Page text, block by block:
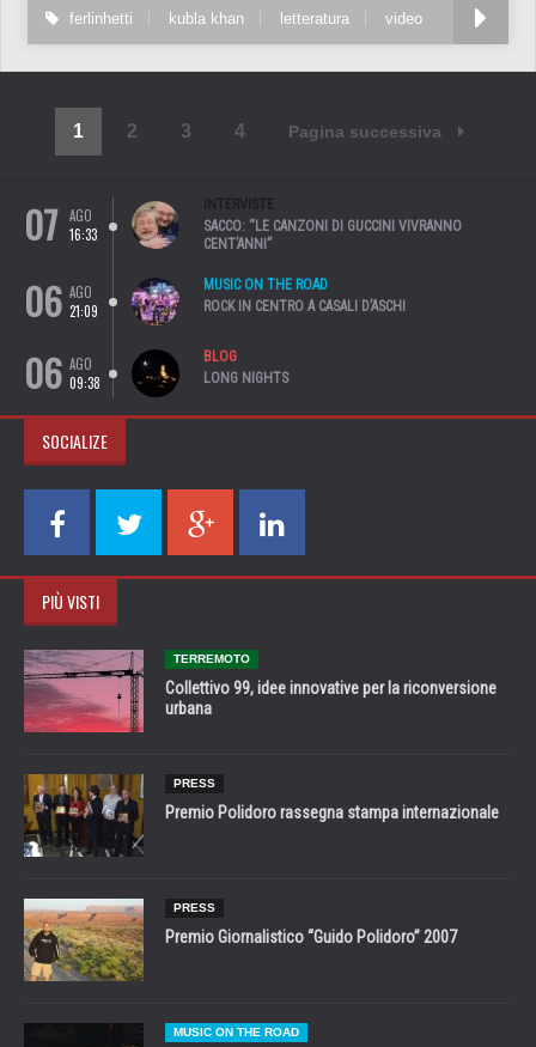
ferlinhetti kubla khan letteratura video
1 2 3 4 Pagina successiva
07
AGO
16:33
INTERVISTE
SACCO: “LE CANZONI DI GUCCINI VIVRANNO
CENT’ANNI”
06 AGO
21:09
MUSIC ON THE ROAD
ROCK IN CENTRO A CASALI D’ASCHI
06 AGO
09:38
BLOG
LONG NIGHTS
SOCIALIZE
PIÙ VISTI
TERREMOTO
Collettivo 99, idee innovative per la riconversione
urbana
PRESS
Premio Polidoro rassegna stampa internazionale
PRESS
Premio Giornalistico “Guido Polidoro” 2007
MUSIC ON THE ROAD